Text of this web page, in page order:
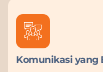
Komunikasi yang